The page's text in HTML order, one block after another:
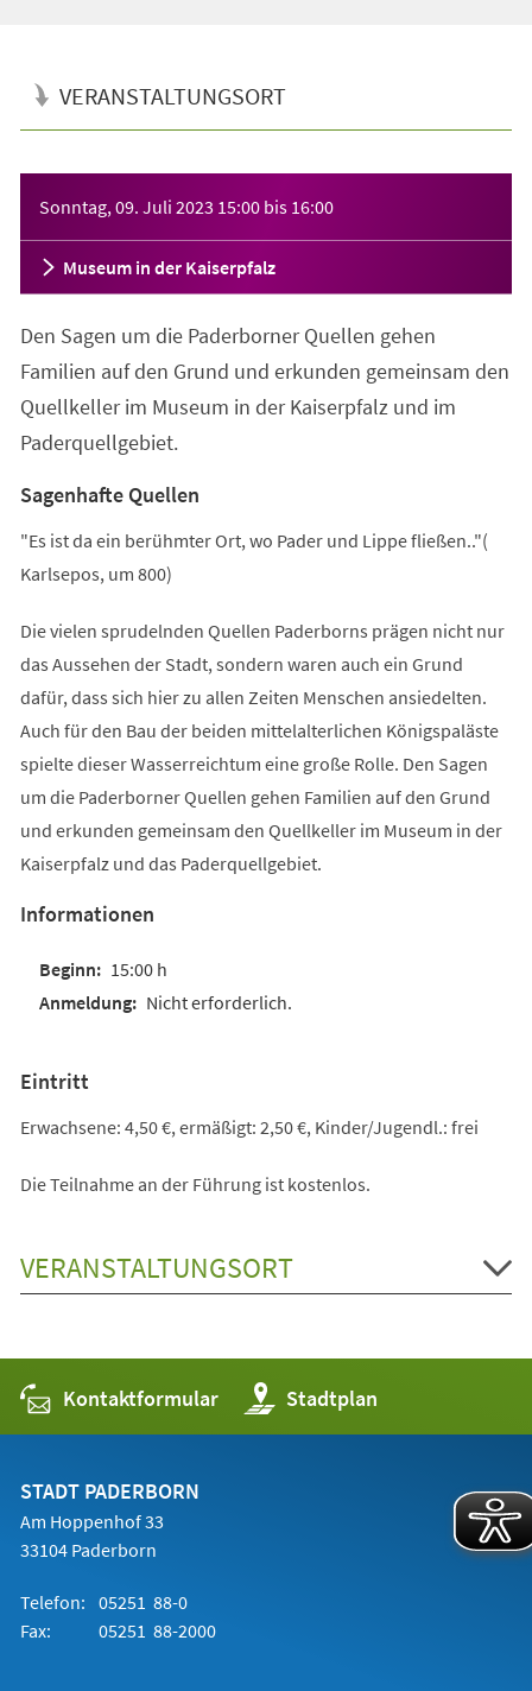
VERANSTALTUNGSORT
Sonntag, 09. Juli 2023 15:00 bis 16:00
Museum in der Kaiserpfalz
Den Sagen um die Paderborner Quellen gehen
Familien auf den Grund und erkunden gemeinsam den
Quellkeller im Museum in der Kaiserpfalz und im
Paderquellgebiet.
Sagenhafte Quellen
"Es ist da ein berühmter Ort, wo Pader und Lippe fließen.."(
Karlsepos, um 800)
Die vielen sprudelnden Quellen Paderborns prägen nicht nur
das Aussehen der Stadt, sondern waren auch ein Grund
dafür, dass sich hier zu allen Zeiten Menschen ansiedelten.
Auch für den Bau der beiden mittelalterlichen Königspaläste
spielte dieser Wasserreichtum eine große Rolle. Den Sagen
um die Paderborner Quellen gehen Familien auf den Grund
und erkunden gemeinsam den Quellkeller im Museum in der
Kaiserpfalz und das Paderquellgebiet.
Informationen
15:00 h
Nicht erforderlich.
Eintritt
Erwachsene: 4,50 €, ermäßigt: 2,50 €, Kinder/Jugendl.: frei
Die Teilnahme an der Führung ist kostenlos.
VERANSTALTUNGSORT
Kontaktformular Stadtplan
(Öffnet
in
einem
STADT PADERBORN
Am Hoppenhof 33
33104 Paderborn
Telefon: 05251 88-0
Fax:
05251 88-2000